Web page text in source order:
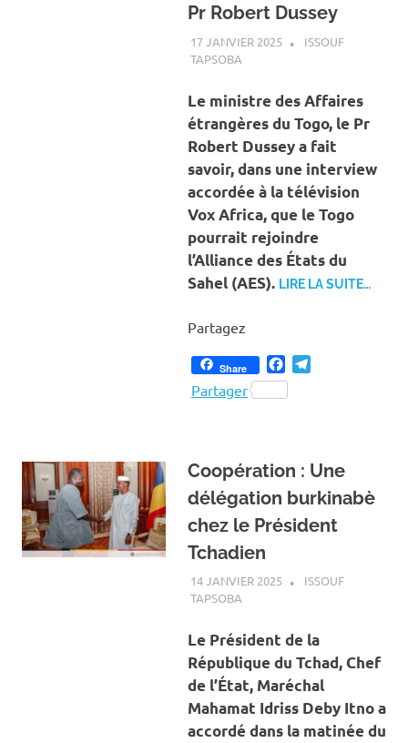
Pr Robert Dussey
17 JANVIER 2025
ISSOUF
TAPSOBA
Le ministre des Affaires
étrangères du Togo, le Pr
Robert Dussey a fait
savoir, dans une interview
accordée à la télévision
Vox Africa, que le Togo
pourrait rejoindre
l’Alliance des États du
Sahel (AES). LIRE LA SUITE…
Partagez
Share Facebook
Partager
Coopération : Une
délégation burkinabè
chez le Président
Tchadien
14 JANVIER 2025
ISSOUF
TAPSOBAA LA UNE
Le Président de la
République du Tchad, Chef
de l’État, Maréchal
Mahamat Idriss Deby Itno a
accordé dans la matinée du